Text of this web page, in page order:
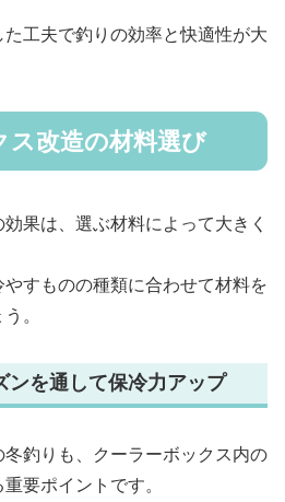
工夫で釣りの効率と快適性が大
ス改造の材料選び
果は、選ぶ材料によって大きく
すものの種類に合わせて材料を
。
ンを通して保冷力アップ
釣りも、クーラーボックス内の
要ポイントです。